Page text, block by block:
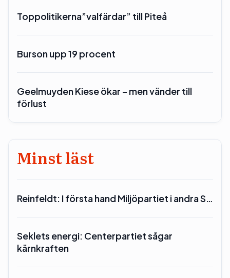
Toppolitikerna”valfärdar” till Piteå
Burson upp 19 procent
Geelmuyden Kiese ökar – men vänder till
förlust
Minst läst
Reinfeldt: I första hand Miljöpartiet i andra S…
Seklets energi: Centerpartiet sågar
kärnkraften